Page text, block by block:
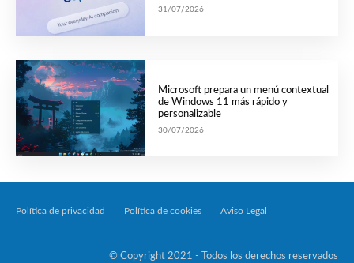
31/07/2026
Microsoft prepara un menú contextual
de Windows 11 más rápido y
personalizable
30/07/2026
Política de privacidad Política de cookies Aviso Legal
© Copyright 2021 - Todos los derechos reservados